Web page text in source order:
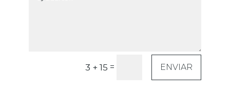
3 + 15 = ENVIAR